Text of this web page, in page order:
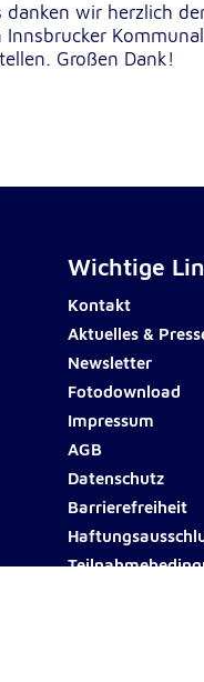
wir herzlich
Großen Dank!
Wichtige
Kontakt
Aktuelles &
Newsletter
Fotodownload
Impressum
AGB
Datenschutz
Barrierefreiheit